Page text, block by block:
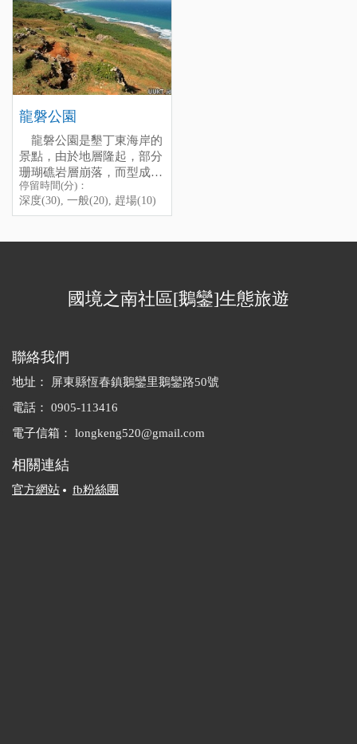
豐富的生態則會令你大為驚
豔，肆意遨遊的熱帶魚群與
美麗的珊瑚礁地形，實在是
不可多得的景觀，建議來此
處時一定要體驗浮潛。
Jiao Wan", this is a smaII
harbour, only takes 10 mins
from Kenting main street by
car, the scenery under the
sea is reaIIy beautifuI, and
next to the horbour, there is a
smaII bay, the water there is
not so deep, l think it is a
good idea to bring your
children to go and have fun
there with safety.
停留時間(分)：深度(180),
一般(90), 趕場(10)
[標籤：防曬 生態 免費 戲水
浮潛 ]
龍坑每天上下午各限150人
養不開放。 電話：08-
龍磐公園
龍磐公園是墾丁東海岸的
景點，由於地層隆起，部分
珊瑚礁岩層崩落，而型成居
高臨下的崩崖地形，面對遼
闊的太平洋，很多人喜歡到
這兒來拍照。天氣好時，還
的人都喜歡晚上跑到這兒
跨年的時候，都會有許多人
來這裡迎接新年曙光。
般(20), 趕場(10)
[標籤：夜遊 防曬 免費 必遊
停留時間(分)：
深度(30), 一般(20), 趕場(10)
國境之南社區[鵝鑾]生態旅遊
聯絡我們
地址：
屏東縣恆春鎮鵝鑾里鵝鑾路50號
電話：
0905-113416
電子信箱：
longkeng520@gmail.com
相關連結
官方網站 fb粉絲團